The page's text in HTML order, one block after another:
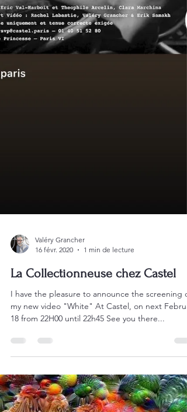
Valéry Grancher
1 min de lecture
La Collectionneuse chez Castel
I have the pleasure to announce the screening of
18 from 22H00 until 22h45 See you there...